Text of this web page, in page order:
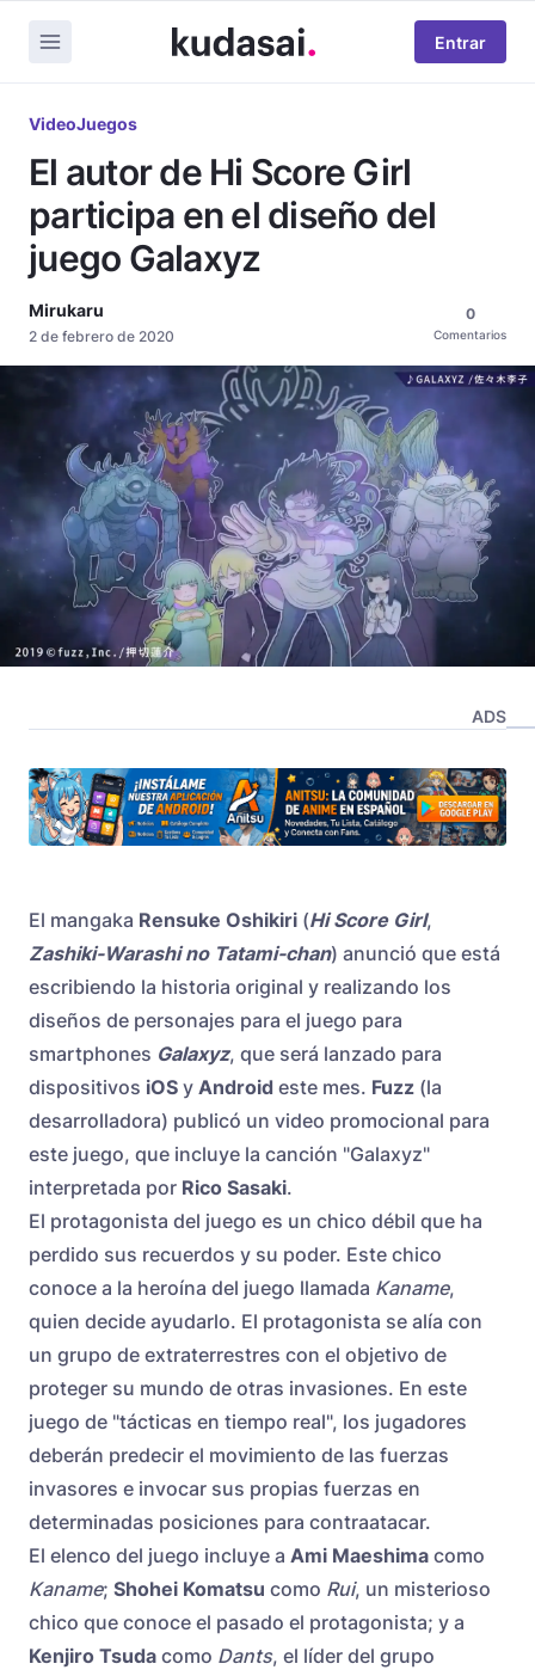
Entrar
VideoJuegos
El autor de Hi Score Girl
participa en el diseño del
juego Galaxyz
Mirukaru
2 de febrero de 2020
0
Comentarios
ADS
El mangaka Rensuke Oshikiri (Hi Score Girl,
Zashiki-Warashi no Tatami-chan) anunció que está
escribiendo la historia original y realizando los
diseños de personajes para el juego para
smartphones Galaxyz, que será lanzado para
dispositivos iOS y Android este mes. Fuzz (la
desarrolladora) publicó un video promocional para
este juego, que incluye la canción "Galaxyz"
interpretada por Rico Sasaki.
El protagonista del juego es un chico débil que ha
perdido sus recuerdos y su poder. Este chico
conoce a la heroína del juego llamada Kaname,
quien decide ayudarlo. El protagonista se alía con
un grupo de extraterrestres con el objetivo de
proteger su mundo de otras invasiones. En este
juego de "tácticas en tiempo real", los jugadores
deberán predecir el movimiento de las fuerzas
invasores e invocar sus propias fuerzas en
determinadas posiciones para contraatacar.
El elenco del juego incluye a Ami Maeshima como
Kaname; Shohei Komatsu como Rui, un misterioso
chico que conoce el pasado el protagonista; y a
Kenjiro Tsuda como Dants, el líder del grupo